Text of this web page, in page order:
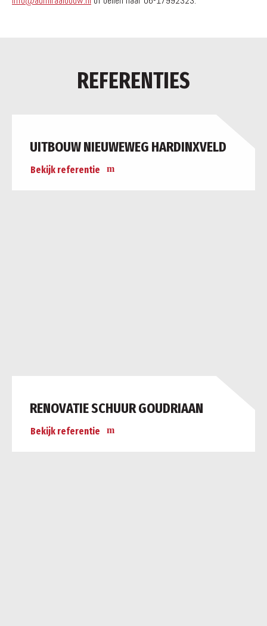
REFERENTIES
UITBOUW NIEUWEWEG HARDINXVELD
Bekijk referentie
RENOVATIE SCHUUR GOUDRIAAN
Bekijk referentie